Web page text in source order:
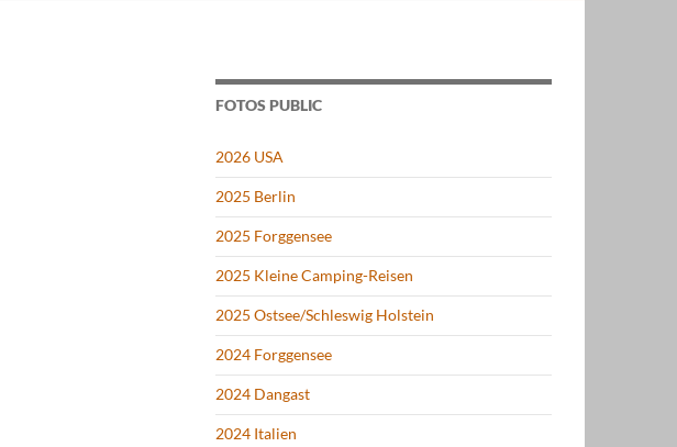
FOTOS PUBLIC
2026 USA
2025 Berlin
2025 Forggensee
2025 Kleine Camping-Reisen
2025 Ostsee/Schleswig Holstein
2024 Forggensee
2024 Dangast
2024 Italien